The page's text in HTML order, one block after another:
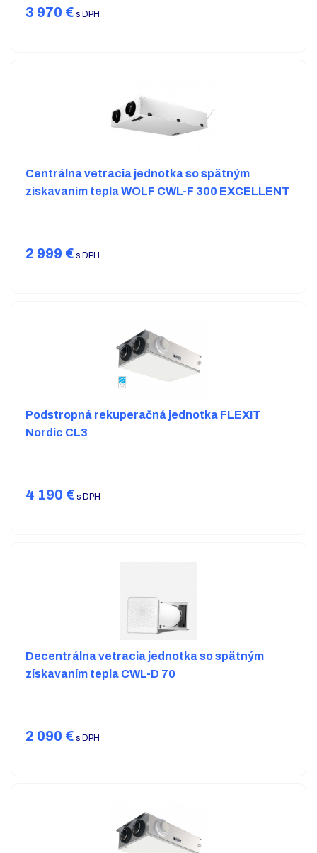
3 970 € s DPH
Centrálna vetracia jednotka so spätným
získavaním tepla WOLF CWL-F 300 EXCELLENT
2 999 € s DPH
Podstropná rekuperačná jednotka FLEXIT
Nordic CL3
4 190 € s DPH
Decentrálna vetracia jednotka so spätným
získavaním tepla CWL-D 70
2 090 € s DPH